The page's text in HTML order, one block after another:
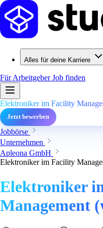
Alles für deine Karriere
Für ArbeitgeberJob finden
Elektroniker im Facility
Jetzt bewerben
Jobbörse
Unternehmen
Apleona GmbH
Elektroniker im Facility
Elektroniker
Management